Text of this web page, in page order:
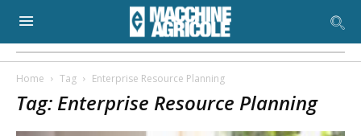
Home Tag Enterprise Resource Planning
Tag: Enterprise Resource Planning